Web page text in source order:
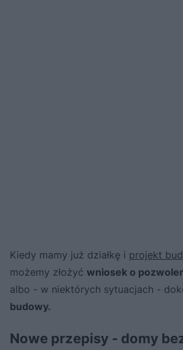
Kiedy mamy już działkę i projekt
możemy złożyć wniosek o
albo - w niektórych sytuacjach -
budowy.
Nowe przepisy - domy